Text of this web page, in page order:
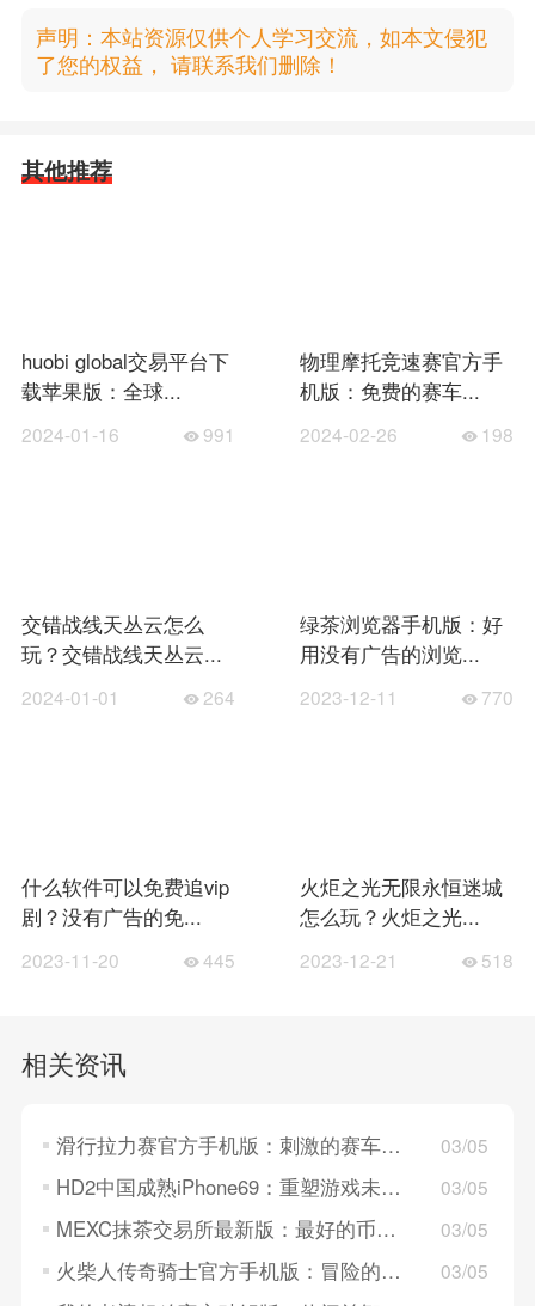
声明：本站资源仅供个人学习交流，如本文侵犯
了您的权益， 请联系我们删除！
其他推荐
huobi global交易平台下
载苹果版：全球...
2024-01-16 991
物理摩托竞速赛官方手
机版：免费的赛车...
2024-02-26 198
交错战线天丛云怎么
玩？交错战线天丛云...
2024-01-01 264
绿茶浏览器手机版：好
用没有广告的浏览...
2023-12-11 770
什么软件可以免费追vip
剧？没有广告的免...
2023-11-20 445
火炬之光无限永恒迷城
怎么玩？火炬之光...
2023-12-21 518
相关资讯
滑行拉力赛官方手机版：刺激的赛车竞速游戏，没有时间限制！ 03/05
HD2中国成熟iPhone69：重塑游戏未来的新起点 03/05
MEXC抹茶交易所最新版：最好的币市交易所，值得信赖！ 03/05
火柴人传奇骑士官方手机版：冒险的动作闯关游戏，画质好！ 03/05